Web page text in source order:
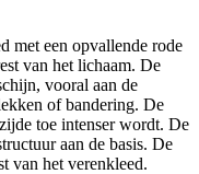
met een opvallende rode
van het lichaam. De
vooral aan de
of bandering. De
toe intenser wordt. De
aan de basis. De
van het verenkleed.